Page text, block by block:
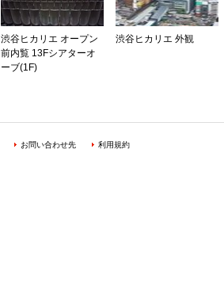
渋谷ヒカリエ オープン
前内覧 13Fシアターオ
ーブ(1F)
渋谷ヒカリエ 外観
お問い合わせ先 利用規約